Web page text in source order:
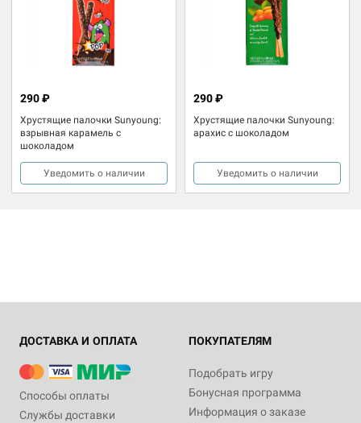
Хрустящие палочки Sunyoung:
взрывная карамель с
шоколадом
290 ₽
Уведомить о наличии
Хрустящие палочки Sunyoung:
арахис с шоколадом
290 ₽
Уведомить о наличии
ДОСТАВКА И ОПЛАТА
Способы оплаты
Службы доставки
ПОКУПАТЕЛЯМ
Подобрать игру
Бонусная программа
Информация о заказе